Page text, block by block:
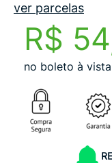
ver parcelas
R$
no boleto à